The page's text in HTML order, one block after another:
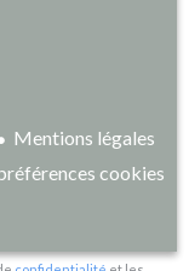
Mentions légales
cookies